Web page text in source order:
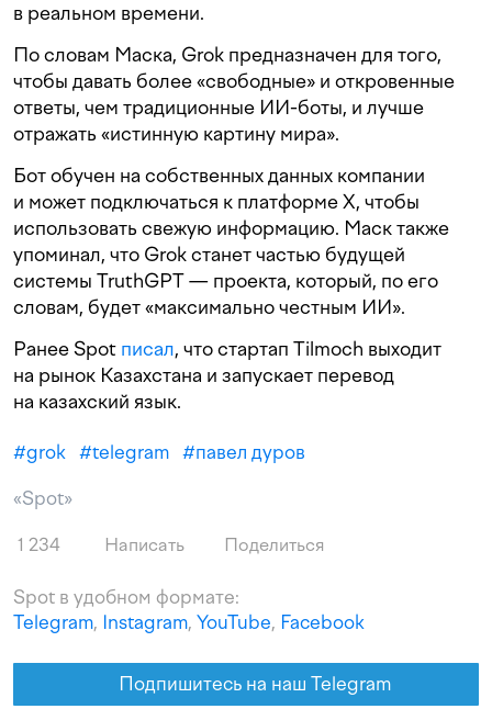
в реальном времени.
По словам Маска, Grok предназначен для того,
чтобы давать более «свободные» и откровенные
ответы, чем традиционные ИИ-боты, и лучше
отражать «истинную картину мира».
Бот обучен на собственных данных компании
и может подключаться к платформе X, чтобы
использовать свежую информацию. Маск также
упоминал, что Grok станет частью будущей
системы TruthGPT — проекта, который, по его
словам, будет «максимально честным ИИ».
Ранее Spot писал, что стартап Tilmoch выходит
на рынок Казахстана и запускает перевод
на казахский язык.
#grok #telegram #павел дуров
«Spot»
1 234 Написать Поделиться
Spot в удобном формате:
Telegram, Instagram, YouTube, Facebook
Подпишитесь на наш Telegram